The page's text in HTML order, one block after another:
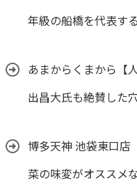
年級の船橋を代表す
あまからくまから【
出昌大氏も絶賛した
博多天神 池袋東口店
菜の味変がオススメ